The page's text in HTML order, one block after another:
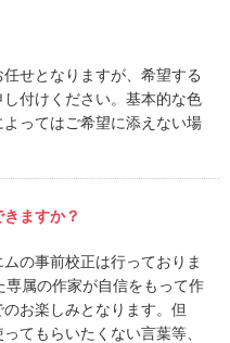
せとなりますが、希望する
付けください。基本的な色
ってはご希望に添えない場
ますか？
の事前校正は行っておりま
属の作家が自信をもって作
お楽しみとなります。但
てもらいたくない言葉等、